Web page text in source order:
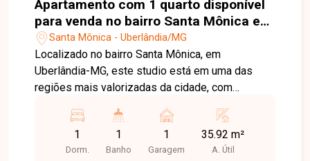
Apartamento com 1 quarto disponível
para venda no bairro Santa Mônica em
Uberlândia-MG
Santa Mônica - Uberlândia/MG
Localizado no bairro Santa Mônica, em
Uberlândia-MG, este studio está em uma das
regiões mais valorizadas da cidade, com
Universidade Federal de Uberlândia (UFU), além
de estar próximo a supermercados, farmácias,
restaurantes e diversos serviços,
1
Dorm.
1
Banho
1
Garagem
35.92 m²
A. Útil